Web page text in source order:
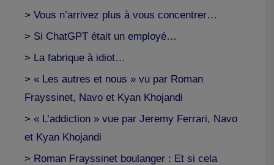
> Vous n’arrivez plus à vous concentrer…
> Si ChatGPT était un employé…
> La fabrique à idiot…
> « Les autres et nous » vu par Roman
Frayssinet, Navo et Kyan Khojandi
> « L’addiction » vue par Jeremy Ferrari, Navo
et Kyan Khojandi
> Roman Frayssinet boulanger : Et si cela